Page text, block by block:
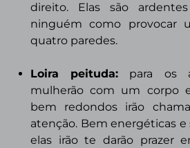
direito. Elas são
ninguém como provocar
quatro paredes.
Loira peituda: para os
mulherão com um corpo
bem redondos irão
atenção. Bem energéticas e
elas irão te darão prazer